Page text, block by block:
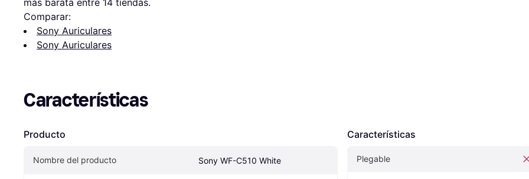
más barata entre 14 tiendas.
Comparar:
Sony Auriculares
Sony Auriculares
Características
Producto
Nombre del producto Sony WF-C510 White
Características
Plegable